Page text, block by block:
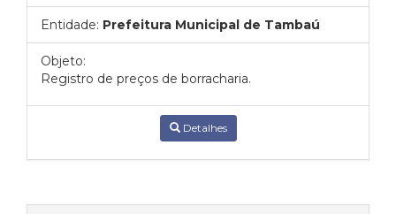
Entidade: Prefeitura Municipal de Tambaú
Objeto:
Registro de preços de borracharia.
Detalhes